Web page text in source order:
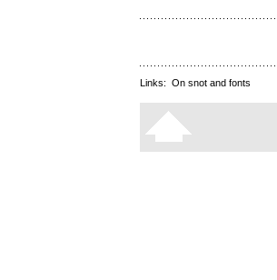
Links: On snot and fonts